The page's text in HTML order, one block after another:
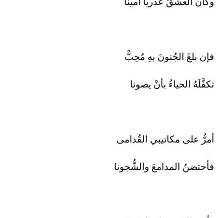
فإن بلغَ الجُنونَ بهِ مُحِبٌّ
تكفَّلَهُ الحياءُ بأنْ يصونا
أمرُّ على مكاتيبي القُدامى
فأحتضنُ المدامعَ والشُّجونا